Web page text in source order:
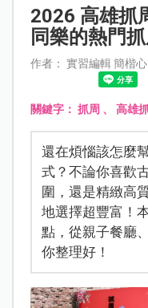
2026 高雄抓
同樂的熱門
作者： 實習編輯 簡楷
關鍵字： 抓周 、 高雄
還在煩惱該怎麼
式？不論你喜歡
圍，還是精緻高
地選擇超豐富！
點，從親子餐廳
你整理好！